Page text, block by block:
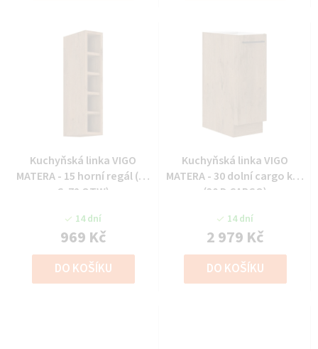
Kuchyňská linka VIGO
MATERA - 15 horní regál (15
G-72 OTW)
14 dní
969 Kč
DO KOŠÍKU
Kuchyňská linka VIGO
MATERA - 30 dolní cargo koš
(30 D CARGO)
14 dní
2 979 Kč
DO KOŠÍKU